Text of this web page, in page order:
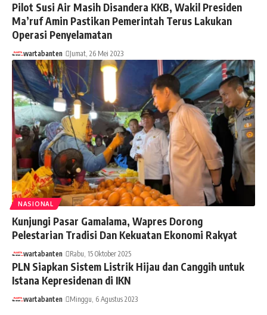
Pilot Susi Air Masih Disandera KKB, Wakil Presiden
Ma’ruf Amin Pastikan Pemerintah Terus Lakukan
Operasi Penyelamatan
wartabanten Jumat, 26 Mei 2023
NASIONAL
Kunjungi Pasar Gamalama, Wapres Dorong
Pelestarian Tradisi Dan Kekuatan Ekonomi Rakyat
wartabanten Rabu, 15 Oktober 2025
PLN Siapkan Sistem Listrik Hijau dan Canggih untuk
Istana Kepresidenan di IKN
wartabanten Minggu, 6 Agustus 2023